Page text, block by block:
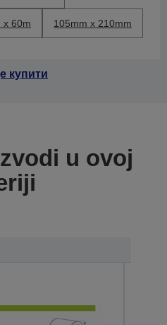
x 60m 105mm x 210mm
купити
u ovoj